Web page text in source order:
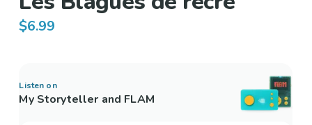
$6.99
Listen on
My Storyteller and FLAM